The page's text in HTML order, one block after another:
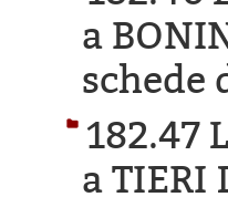
a
182.47
a TIERI